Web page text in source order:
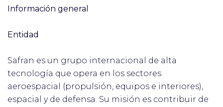
Información general
Entidad
Safran es un grupo internacional de alta
tecnología que opera en los sectores
aeroespacial (propulsión, equipos e interiores),
espacial y de defensa. Su misión es contribuir de